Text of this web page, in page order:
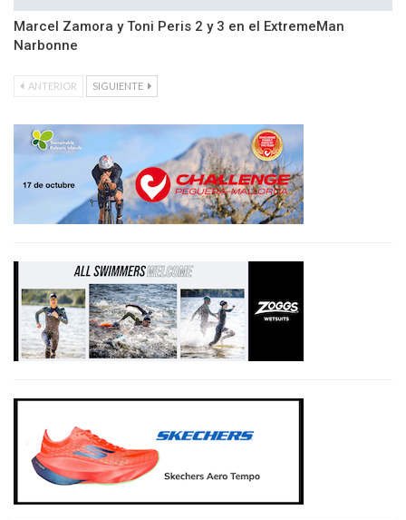
Marcel Zamora y Toni Peris 2 y 3 en el ExtremeMan
Narbonne
ANTERIOR SIGUIENTE